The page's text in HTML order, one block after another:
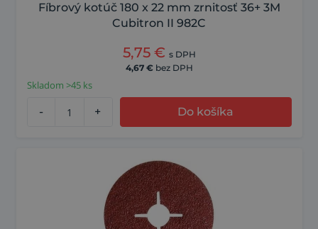
Fíbrový kotúč 180 x 22 mm zrnitosť 36+ 3M
Cubitron II 982C
5,75 € s DPH
4,67 € bez DPH
Skladom >45 ks
- + Do košíka